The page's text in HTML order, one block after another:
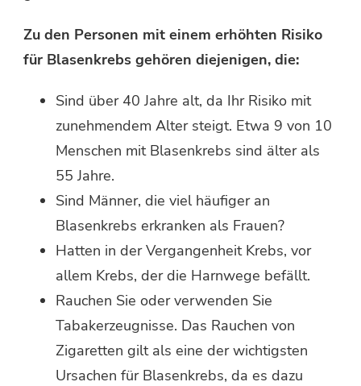
Zu den Personen mit einem erhöhten Risiko
für Blasenkrebs gehören diejenigen, die:
Sind über 40 Jahre alt, da Ihr Risiko mit
zunehmendem Alter steigt. Etwa 9 von 10
Menschen mit Blasenkrebs sind älter als
55 Jahre.
Sind Männer, die viel häufiger an
Blasenkrebs erkranken als Frauen?
Hatten in der Vergangenheit Krebs, vor
allem Krebs, der die Harnwege befällt.
Rauchen Sie oder verwenden Sie
Tabakerzeugnisse. Das Rauchen von
Zigaretten gilt als eine der wichtigsten
Ursachen für Blasenkrebs, da es dazu